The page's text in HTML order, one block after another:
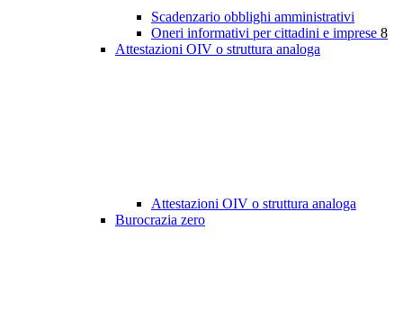
Scadenzario obblighi amministrativi
Oneri informativi per cittadini e imprese 8
Attestazioni OIV o struttura analoga
Attestazioni OIV o struttura analoga
Burocrazia zero